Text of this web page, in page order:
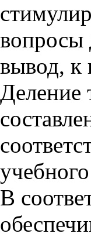
вопросы
вывод, к
Деление
В